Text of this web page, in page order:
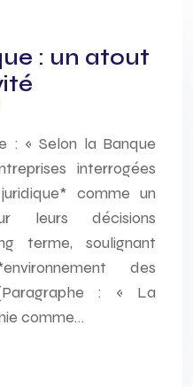
: un atout
: « Selon la Banque
interrogées
comme un
leurs décisions
terme, soulignant
des
: « La
comme…